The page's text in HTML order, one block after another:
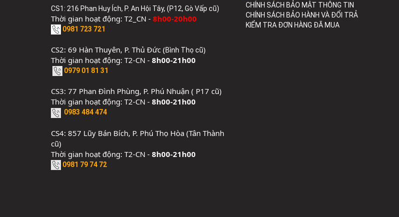
CS1: 216 Phan Huy Ích, P. An Hội Tây, (P12, Gò Vấp cũ)
Thời gian hoạt động: T2_CN - 8h00-20h00
0981 723 721
CS2: 69 Hàn Thuyên, P. Thủ Đức (Bình Thọ cũ)
Thời gian hoạt động: T2-CN - 8h00-21h00
0979 01 81 31
CS3: 77 Phan Đình Phùng, P. Phú Nhuận ( P17 cũ)
Thời gian hoạt động: T2-CN - 8h00-21h00
0983 484 474
CS4: 857 Lũy Bán Bích, P. Phú Thọ Hòa (Tân Thành
cũ)
Thời gian hoạt động: T2-CN - 8h00-21h00
0981 79 74 72
CHÍNH SÁCH BẢO MẬT THÔNG TIN
CHÍNH SÁCH BẢO HÀNH VÀ ĐỔI TRẢ
KIỂM TRA ĐƠN HÀNG ĐÃ MUA